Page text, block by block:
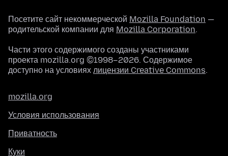
Посетите сайт некоммерческой Mozilla Foundation —
родительской компании для Mozilla Corporation.
Части этого содержимого созданы участниками
проекта mozilla.org ©1998–2026. Содержимое
доступно на условиях лицензии Creative Commons.
mozilla.org
Условия использования
Приватность
Куки